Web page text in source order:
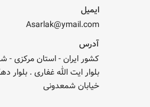
ایمیل
Asarlak@ymail.com
آدرس
کشور ایران - استان مرکزی -
بلوار ایت الله غفاری . بلوار
خیابان شمعدونی